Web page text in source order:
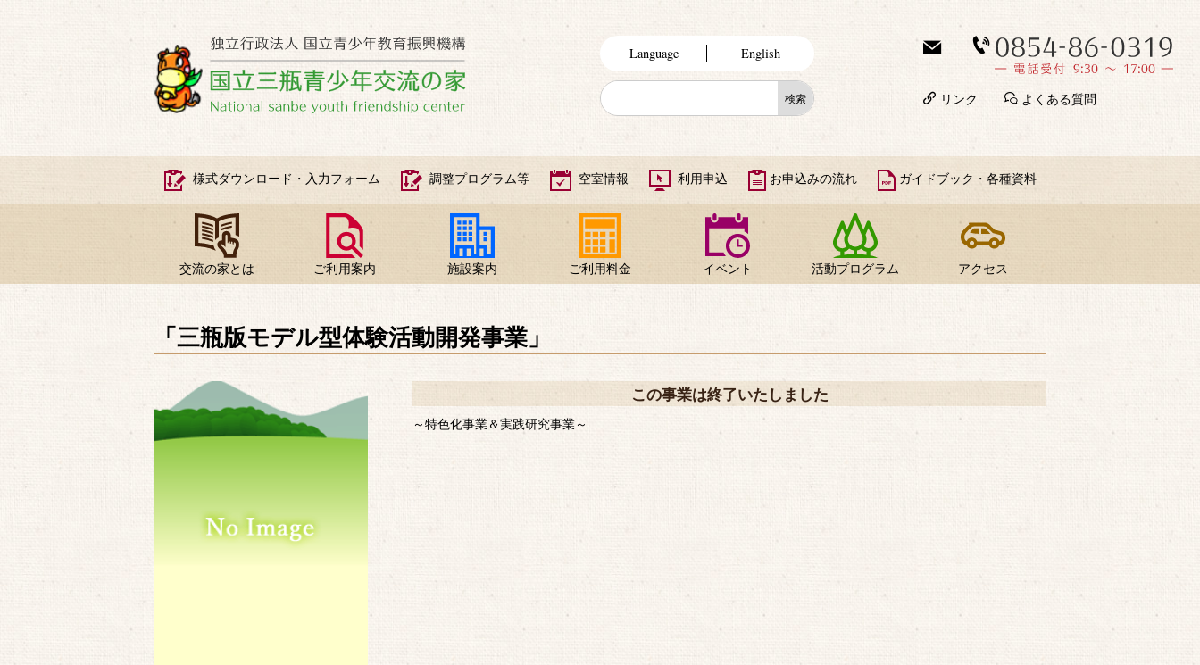
Language English
リンク よくある質問
様式ダウンロード・入力フォーム 調整プログラム等 空室情報 利用申込 お申込みの流れ ガイドブック・各種資料
交流の家とは ご利用案内 施設案内 ご利用料金 イベント 活動プログラム アクセス
「三瓶版モデル型体験活動開発事業」
この事業は終了いたしました
～特色化事業＆実践研究事業～